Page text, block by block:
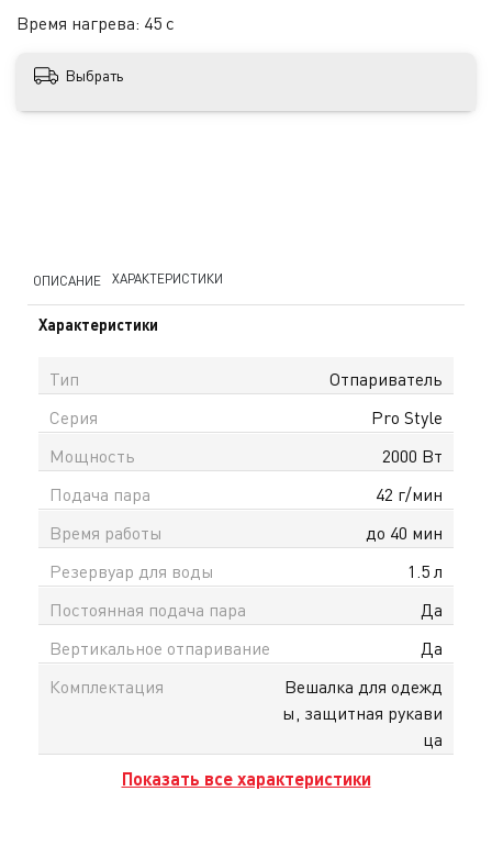
Время нагрева: 45 с
Выбрать
ОПИСАНИЕ ХАРАКТЕРИСТИКИ
Характеристики
Тип
Отпариватель
Серия
Pro Style
Мощность
2000 Вт
Подача пара
42 г/мин
Время работы
до 40 мин
Резервуар для воды
1.5 л
Постоянная подача пара
Да
Вертикальное отпаривание
Да
Комплектация
Вешалка для одежд
ы, защитная рукави
ца
Показать все характеристики